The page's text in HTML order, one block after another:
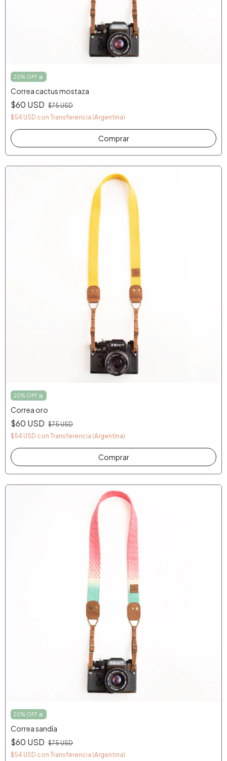
20% OFF 🎀
Correa cactus mostaza
$60 USD $75 USD
$54 USD con Transferencia (Argentina)
20% OFF 🎀
Correa oro
$60 USD $75 USD
$54 USD con Transferencia (Argentina)
20% OFF 🎀
Correa sandía
$60 USD $75 USD
$54 USD con Transferencia (Argentina)